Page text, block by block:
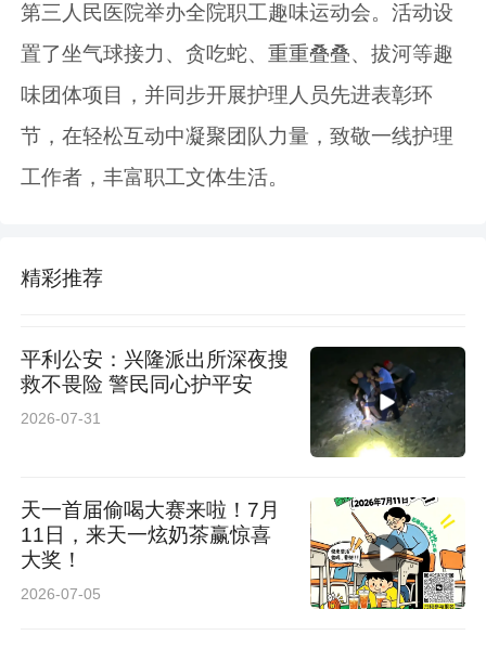
第三人民医院举办全院职工趣味运动会。活动设
置了坐气球接力、贪吃蛇、重重叠叠、拔河等趣
味团体项目，并同步开展护理人员先进表彰环
节，在轻松互动中凝聚团队力量，致敬一线护理
工作者，丰富职工文体生活。
精彩推荐
平利公安：兴隆派出所深夜搜
救不畏险 警民同心护平安
2026-07-31
天一首届偷喝大赛来啦！7月
11日，来天一炫奶茶赢惊喜
大奖！
2026-07-05